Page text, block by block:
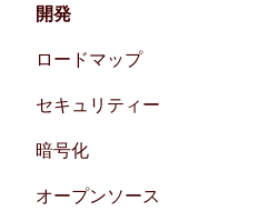
開発
ロードマップ
セキュリティー
暗号化
オープンソース